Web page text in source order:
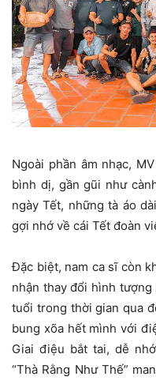
Ngoài phần âm nhạc,
bình dị, gần gũi như
ngày Tết, những tà áo
gợi nhớ về cái Tết đoàn
Đặc biệt, nam ca sĩ còn
nhận thay đổi hình
tuổi trong thời gian qua
bung xõa hết mình với
Giai điệu bắt tai, dễ
“Thà Rằng Như Thế”